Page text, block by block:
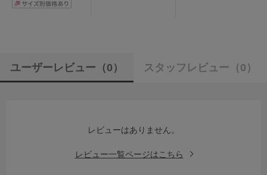
ユーザーレビュー （0） スタッフレビュー （0）
レビューはありません。
レビュー一覧ページはこちら